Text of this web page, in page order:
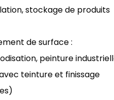
stockage de produits
de surface :
peinture
teinture et finissage